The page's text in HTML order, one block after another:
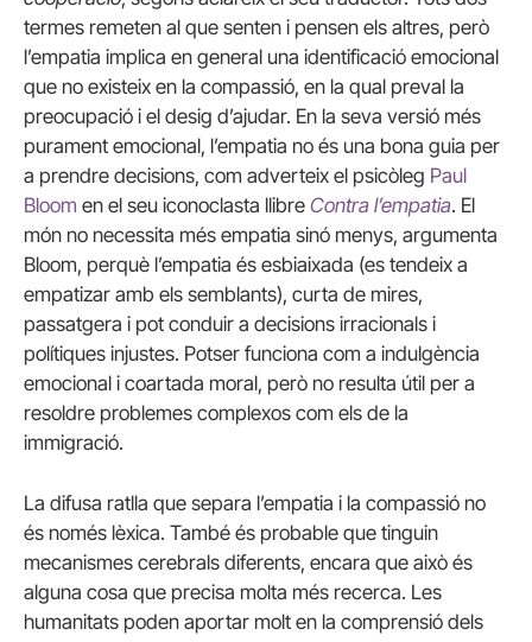
termes remeten al que senten i pensen els altres, però
l’empatia implica en general una identificació emocional
que no existeix en la compassió, en la qual preval la
preocupació i el desig d’ajudar. En la seva versió més
purament emocional, l’empatia no és una bona guia per
a prendre decisions, com adverteix el psicòleg Paul
Bloom en el seu iconoclasta llibre Contra l’empatia. El
món no necessita més empatia sinó menys, argumenta
Bloom, perquè l’empatia és esbiaixada (es tendeix a
empatizar amb els semblants), curta de mires,
passatgera i pot conduir a decisions irracionals i
polítiques injustes. Potser funciona com a indulgència
emocional i coartada moral, però no resulta útil per a
resoldre problemes complexos com els de la
immigració.
La difusa ratlla que separa l’empatia i la compassió no
és només lèxica. També és probable que tinguin
mecanismes cerebrals diferents, encara que això és
alguna cosa que precisa molta més recerca. Les
humanitats poden aportar molt en la comprensió dels